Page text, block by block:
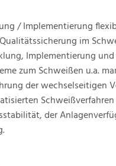
/ Implementierung
im
Implementierung
zum Schweißen u.a.
der wechselseitigen
der